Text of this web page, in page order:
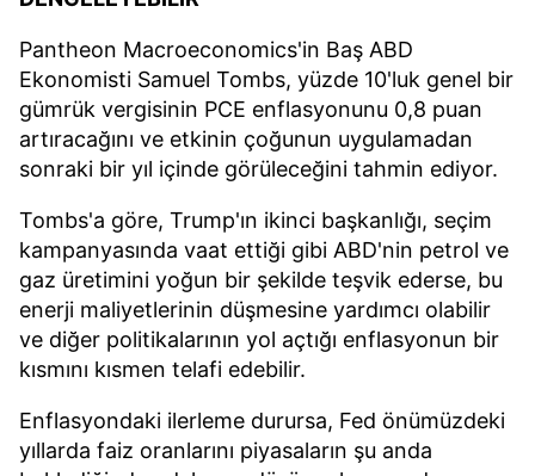
Pantheon Macroeconomics'in Baş ABD
Ekonomisti Samuel Tombs, yüzde 10'luk genel bir
gümrük vergisinin PCE enflasyonunu 0,8 puan
artıracağını ve etkinin çoğunun uygulamadan
sonraki bir yıl içinde görüleceğini tahmin ediyor.
Tombs'a göre, Trump'ın ikinci başkanlığı, seçim
kampanyasında vaat ettiği gibi ABD'nin petrol ve
gaz üretimini yoğun bir şekilde teşvik ederse, bu
enerji maliyetlerinin düşmesine yardımcı olabilir
ve diğer politikalarının yol açtığı enflasyonun bir
kısmını kısmen telafi edebilir.
Enflasyondaki ilerleme durursa, Fed önümüzdeki
yıllarda faiz oranlarını piyasaların şu anda